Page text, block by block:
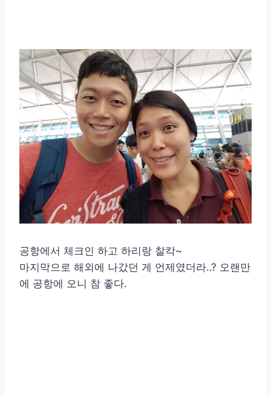
공항에서 체크인 하고 하리랑 찰칵~
마지막으로 해외에 나갔던 게 언제였더라..? 오랜만
에 공항에 오니 참 좋다.